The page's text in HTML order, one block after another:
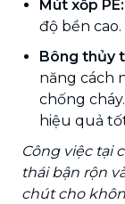
Mút xốp PE:
độ bền cao.
Bông thủy
năng cách
chống
hiệu quả
Công việc tại
thái bận rộn
chút cho